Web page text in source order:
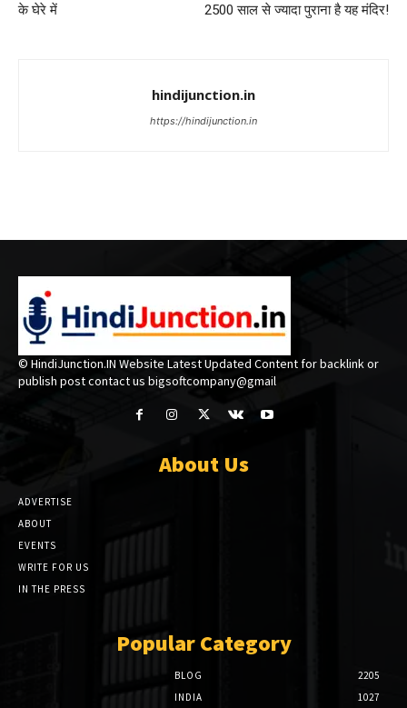
के घेरे में
2500 साल से ज्यादा पुराना है यह मंदिर!
hindijunction.in
https://hindijunction.in
© HindiJunction.IN Website Latest Updated Content for backlink or
publish post contact us bigsoftcompany@gmail
About Us
ADVERTISE
ABOUT
EVENTS
WRITE FOR US
IN THE PRESS
Popular Category
BLOG
2205
INDIA
1027